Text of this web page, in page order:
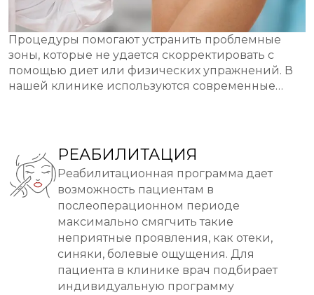
Процедуры помогают устранить проблемные
зоны, которые не удается скорректировать с
помощью диет или физических упражнений. В
нашей клинике используются современные
РЕАБИЛИТАЦИЯ
Реабилитационная программа дает
возможность пациентам в
послеоперационном периоде
максимально смягчить такие
неприятные проявления, как отеки,
синяки, болевые ощущения. Для
пациента в клинике врач подбирает
индивидуальную программу